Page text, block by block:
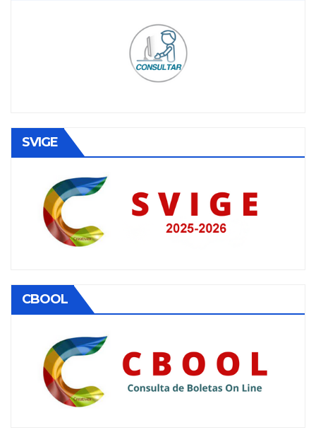
SVIGE
CBOOL